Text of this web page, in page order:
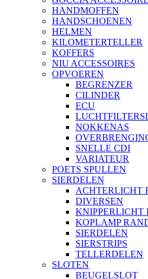
HANDMOFFEN
HANDSCHOENEN
HELMEN
KILOMETERTELLER
KOFFERS
NIU ACCESSOIRES
OPVOEREN
BEGRENZER
CILINDER
ECU
NOKKENAS
SNELLE CDI
VARIATEUR
POETS SPULLEN
SIERDELEN
ACHTERLICHT
DIVERSEN
KNIPPERLICHT
KOPLAMP
SIERDELEN
SIERSTRIPS
TELLERDELEN
SLOTEN
BEUGELSLOT